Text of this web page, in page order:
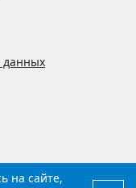
данных
на сайте,